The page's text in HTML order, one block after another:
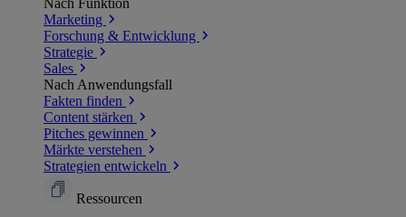
Nach Funktion
Marketing
Forschung & Entwicklung
Strategie
Sales
Nach Anwendungsfall
Fakten finden
Content stärken
Pitches gewinnen
Märkte verstehen
Strategien entwickeln
Ressourcen